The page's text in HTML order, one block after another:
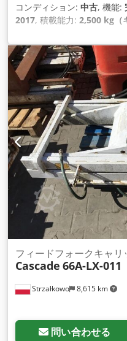
コンディション: 中古, 機能:
2017, 積載能力: 2,500 kg（
Strzałkowo 8,615 km
フィードフォークキャリ
Cascade 66A-LX-011
問い合わせる